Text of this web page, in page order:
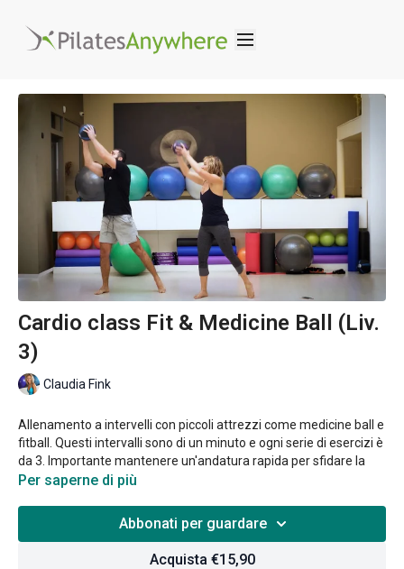
Cardio class Fit & Medicine Ball (Liv.
3)
Claudia Fink
Allenamento a intervelli con piccoli attrezzi come medicine ball e
fitball. Questi intervalli sono di un minuto e ogni serie di esercizi è
da 3. Importante mantenere un'andatura rapida per sfidare la
resistenza cardiaca.
L'allenamento a intervalli ad alta intensità
e serve a lavorare sui gruppi muscolari grandi e
piccoli con un timing specifico, energizzando tutto il corpo.
Per saperne di più
Abbonati per guardare
Acquista €15,90